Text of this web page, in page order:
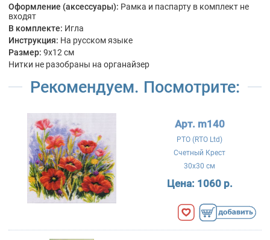
Оформление (аксессуары): Рамка и паспарту в комплект не
входят
В комплекте: Игла
Инструкция: На русском языке
Размер: 9x12 см
Нитки не разобраны на органайзер
Рекомендуем. Посмотрите:
Арт. m140
РТО (RTO Ltd)
Счетный Крест
30x30 см
Цена: 1060 р.